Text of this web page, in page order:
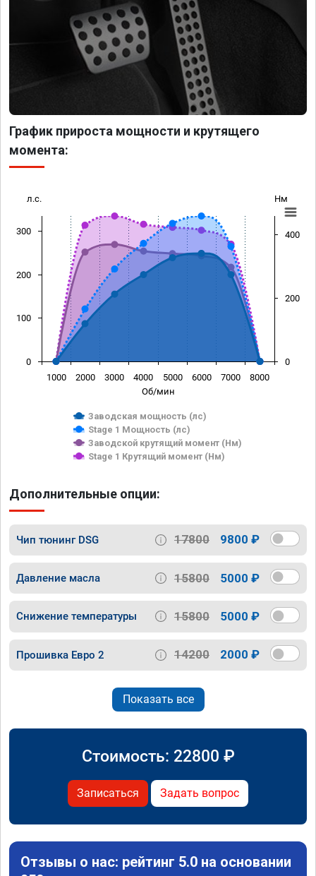
График прироста мощности и крутящего
момента:
Об/мин
л.с. Нм
Заводская мощность (лс)
Stage 1 Мощность (лс)
Заводской крутящий момент (Нм)
Stage 1 Крутящий момент (Нм)
1000 2000 3000 4000 5000 6000 7000 8000
0
100
200
300
0
200
400
Дополнительные опции:
Чип тюнинг DSG 17800 9800 ₽
Давление масла 15800 5000 ₽
Снижение температуры 15800 5000 ₽
Прошивка Евро 2 14200 2000 ₽
Показать все
Стоимость: 22800 ₽
Записаться Задать вопрос
Отзывы о нас: рейтинг 5.0 на основании